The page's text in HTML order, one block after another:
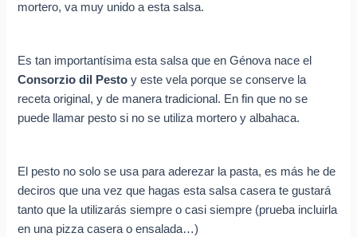
mortero, va muy unido a esta salsa.
Es tan importantísima esta salsa que en Génova nace el
Consorzio dil Pesto y este vela porque se conserve la
receta original, y de manera tradicional. En fin que no se
puede llamar pesto si no se utiliza mortero y albahaca.
El pesto no solo se usa para aderezar la pasta, es más he de
deciros que una vez que hagas esta salsa casera te gustará
tanto que la utilizarás siempre o casi siempre (prueba incluirla
en una pizza casera o ensalada…)
c
r
c
o